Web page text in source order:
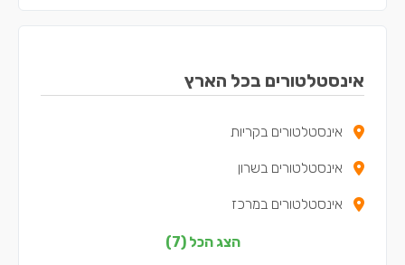
אינסטלטורים בכל הארץ
אינסטלטורים בקריות
אינסטלטורים בשרון
אינסטלטורים במרכז
אינסטלטורים בצפוןהצג הכל (7)